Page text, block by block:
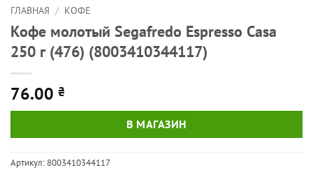
ГЛАВНАЯ / КОФЕ
Кофе молотый Segafredo Espresso Casa
250 г (476) (8003410344117)
76.00 ₴
В МАГАЗИН
Артикул: 8003410344117